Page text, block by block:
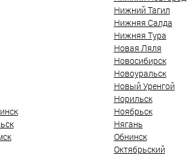
Нижний Тагил
Нижняя Салда
Нижняя Тура
Новая Ляля
Новосибирск
Новоуральск
Новый Уренгой
Норильск
Ноябрьск
Нягань
Обнинск
Октябрьский